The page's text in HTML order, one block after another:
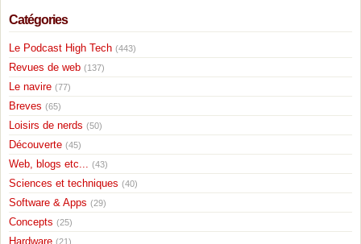
Catégories
Le Podcast High Tech (443)
Revues de web (137)
Le navire (77)
Breves (65)
Loisirs de nerds (50)
Découverte (45)
Web, blogs etc... (43)
Sciences et techniques (40)
Software & Apps (29)
Concepts (25)
Hardware (21)